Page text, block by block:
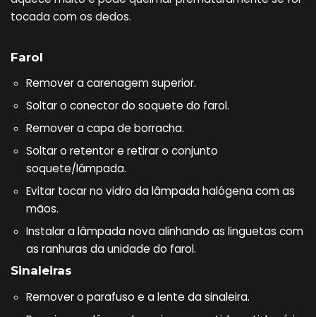
tocada com os dedos.
Farol
Remover a carenagem superior.
Soltar o conector do soquete do farol.
Remover a capa de borracha.
Soltar o retentor e retirar o conjunto
soquete/lâmpada.
Evitar tocar no vidro da lâmpada halógena com as
mãos.
Instalar a lâmpada nova alinhando as linguetas com
as ranhuras da unidade do farol.
Sinaleiras
Remover o parafuso e a lente da sinaleira.